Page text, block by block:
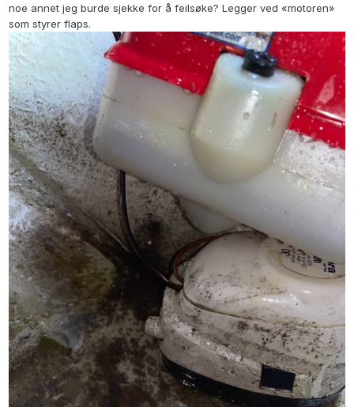
noe annet jeg burde sjekke for å feilsøke? Legger ved «motoren»
som styrer flaps.